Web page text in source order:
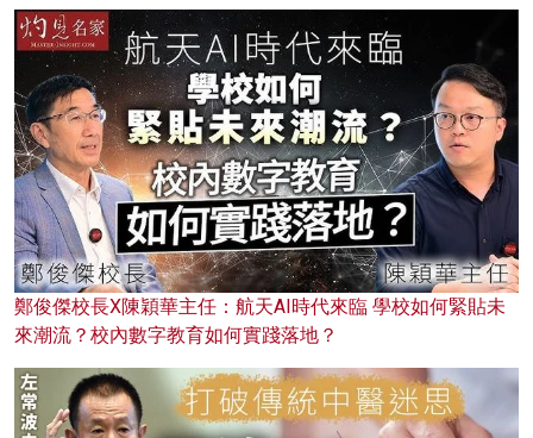
鄭俊傑校長X陳穎華主任：航天AI時代來臨 學校如何緊貼未
來潮流？校內數字教育如何實踐落地？